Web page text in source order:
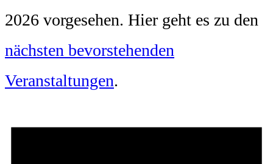
2026 vorgesehen. Hier geht es zu den
nächsten bevorstehenden
Veranstaltungen.